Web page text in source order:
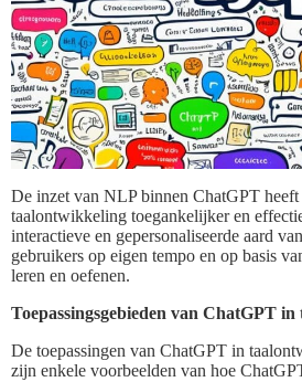
De inzet van NLP binnen ChatGPT
taalontwikkeling toegankelijker en
interactieve en gepersonaliseerde aard
gebruikers op eigen tempo en op basis
leren en oefenen.
Toepassingsgebieden van ChatGPT
De toepassingen van ChatGPT in
zijn enkele voorbeelden van hoe